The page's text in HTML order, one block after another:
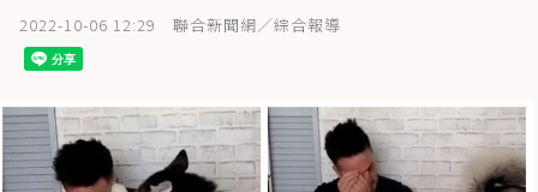
2022-10-06 12:29 聯合新聞網／綜合報導